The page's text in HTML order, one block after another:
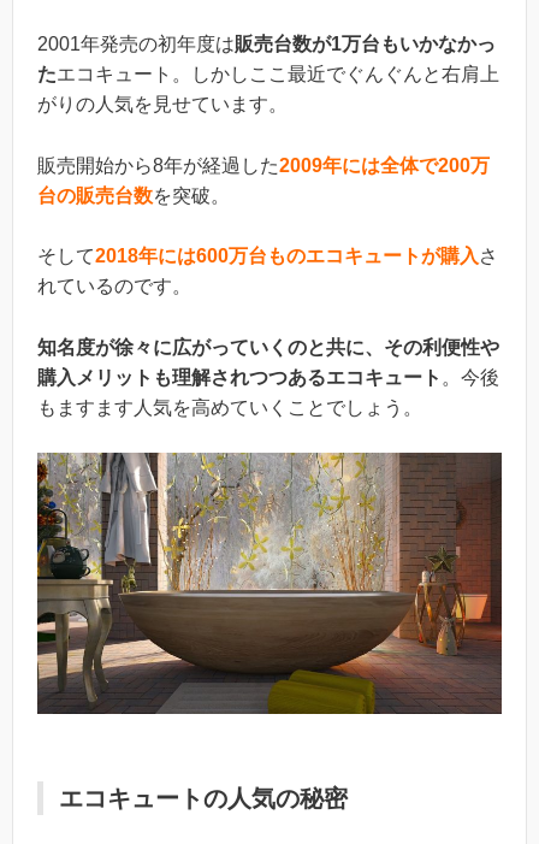
2001年発売の初年度は販売台数が1万台もいかなかっ
たエコキュート。しかしここ最近でぐんぐんと右肩上
がりの人気を見せています。
販売開始から8年が経過した2009年には全体で200万
台の販売台数を突破。
そして2018年には600万台ものエコキュートが購入 さ
れているのです。
知名度が徐々に広がっていくのと共に、その利便性や
購入メリットも理解されつつあるエコキュート 。今後
もますます人気を高めていくことでしょう。
エコキュートの人気の秘密